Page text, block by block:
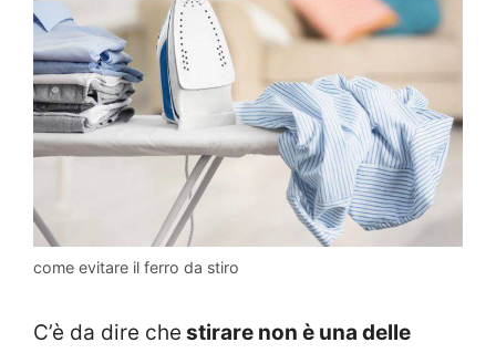
come evitare il ferro da stiro
C’è da dire che stirare non è una delle